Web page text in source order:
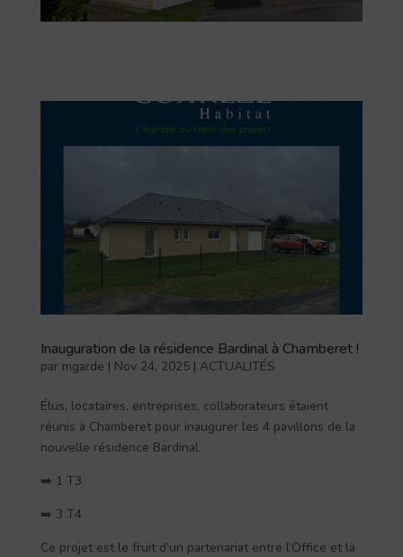
Inauguration de la résidence Bardinal à Chamberet !
par mgarde | Nov 24, 2025| ACTUALITÉS
Élus, locataires, entreprises, collaborateurs étaient
réunis à Chamberet pour inaugurer les 4 pavillons de la
nouvelle résidence Bardinal.
➡️ 1 T3
➡️ 3 T4
Ce projet est le fruit d’un partenariat entre l’Office et la